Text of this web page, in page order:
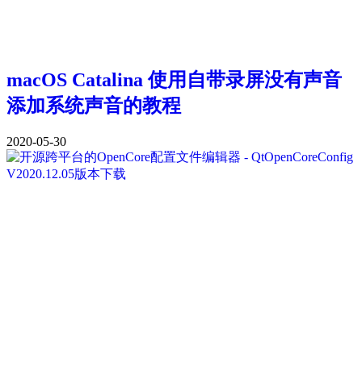
macOS Catalina 使用自带录屏没有声音
添加系统声音的教程
2020-05-30